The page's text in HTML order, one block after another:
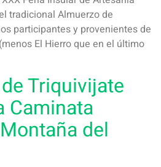
tradicional Almuerzo de
participantes y provenientes de
El Hierro que en el último
Triquivijate
Caminata
del